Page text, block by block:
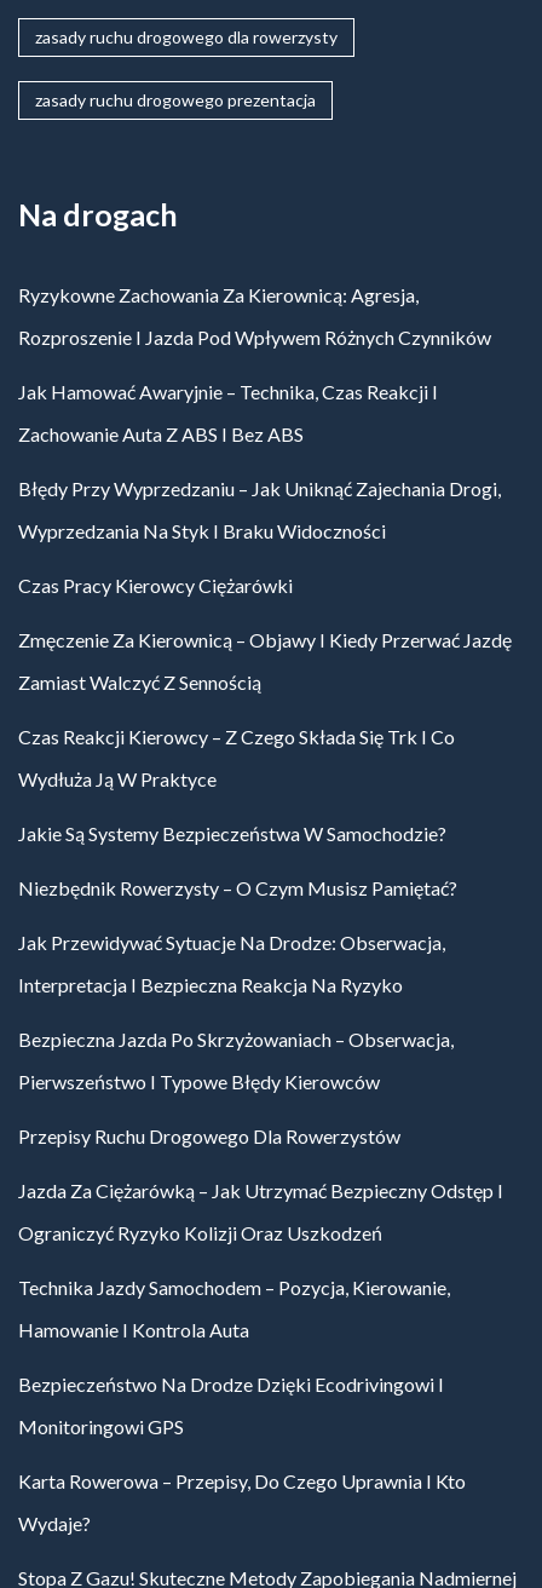
zasady ruchu drogowego dla rowerzysty
zasady ruchu drogowego prezentacja
Na drogach
Ryzykowne Zachowania Za Kierownicą: Agresja,
Rozproszenie I Jazda Pod Wpływem Różnych Czynników
Jak Hamować Awaryjnie – Technika, Czas Reakcji I
Zachowanie Auta Z ABS I Bez ABS
Błędy Przy Wyprzedzaniu – Jak Uniknąć Zajechania Drogi,
Wyprzedzania Na Styk I Braku Widoczności
Czas Pracy Kierowcy Ciężarówki
Zmęczenie Za Kierownicą – Objawy I Kiedy Przerwać Jazdę
Zamiast Walczyć Z Sennością
Czas Reakcji Kierowcy – Z Czego Składa Się Trk I Co
Wydłuża Ją W Praktyce
Jakie Są Systemy Bezpieczeństwa W Samochodzie?
Niezbędnik Rowerzysty – O Czym Musisz Pamiętać?
Jak Przewidywać Sytuacje Na Drodze: Obserwacja,
Interpretacja I Bezpieczna Reakcja Na Ryzyko
Bezpieczna Jazda Po Skrzyżowaniach – Obserwacja,
Pierwszeństwo I Typowe Błędy Kierowców
Przepisy Ruchu Drogowego Dla Rowerzystów
Jazda Za Ciężarówką – Jak Utrzymać Bezpieczny Odstęp I
Ograniczyć Ryzyko Kolizji Oraz Uszkodzeń
Technika Jazdy Samochodem – Pozycja, Kierowanie,
Hamowanie I Kontrola Auta
Bezpieczeństwo Na Drodze Dzięki Ecodrivingowi I
Monitoringowi GPS
Karta Rowerowa – Przepisy, Do Czego Uprawnia I Kto
Wydaje?
Stopa Z Gazu! Skuteczne Metody Zapobiegania Nadmiernej